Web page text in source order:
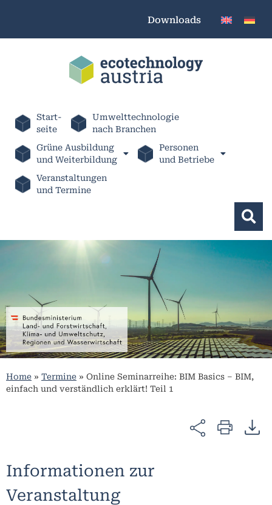
Downloads
Start-
seite
Umwelttechnologie
nach Branchen
Grüne Ausbildung
und Weiterbildung
Personen
und Betriebe
Veranstaltungen
und Termine
Home » Termine » Online Seminarreihe: BIM Basics – BIM,
einfach und verständlich erklärt! Teil 1
Informationen zur
Veranstaltung